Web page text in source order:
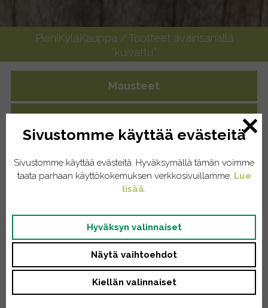
PieniKyläKauppa / Tuotteet avainsanalla
“kuivattu”
Mausteet
Kissat
Kodinhoito
Pyykinpesu
Saippuat/tiskiaineet
Sivustomme käyttää evästeitä
Sivustomme käyttää evästeitä. Hyväksymällä tämän voimme
taata parhaan käyttökokemuksen verkkosivuillamme. Lue
lisää.
Hyväksyn valinnaiset
Näytä vaihtoehdot
Kiellän valinnaiset